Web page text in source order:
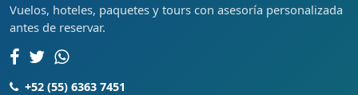
Vuelos, hoteles, paquetes y tours con asesoría personalizada
antes de reservar.
+52 (55) 6363 7451